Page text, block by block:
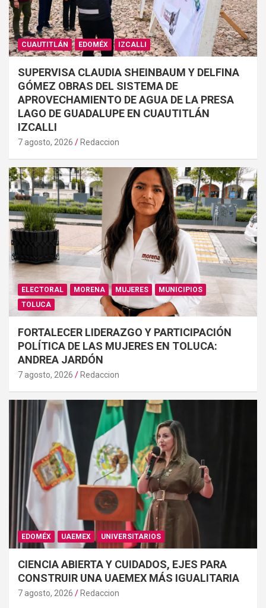
CUAUTITLÁN EDOMÉX IZCALLI
SUPERVISA CLAUDIA SHEINBAUM Y DELFINA
GÓMEZ OBRAS DEL SISTEMA DE
APROVECHAMIENTO DE AGUA DE LA PRESA
LAGO DE GUADALUPE EN CUAUTITLÁN
IZCALLI
7 agosto, 2026 Redaccion
ELECTORAL MORENA MUJERES
MUNICIPIOS
TOLUCA
FORTALECER LIDERAZGO Y PARTICIPACIÓN
POLÍTICA DE LAS MUJERES EN TOLUCA:
ANDREA JARDÓN
7 agosto, 2026 Redaccion
EDOMÉX UAEMEX UNIVERSITARIOS
CIENCIA ABIERTA Y CUIDADOS, EJES PARA
CONSTRUIR UNA UAEMEX MÁS IGUALITARIA
7 agosto, 2026 Redaccion